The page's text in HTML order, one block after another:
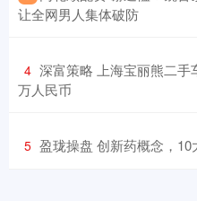
让全网男人集体破防
4 深富策略 上海宝丽熊二
万人民币
5 盈珑操盘 创新药概念，10